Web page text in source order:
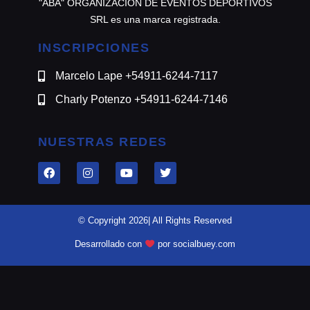
"ABA" ORGANIZACION DE EVENTOS DEPORTIVOS
SRL es una marca registrada.
INSCRIPCIONES
Marcelo Lape +54911-6244-7117
Charly Potenzo +54911-6244-7146
NUESTRAS REDES
© Copyright 2026| All Rights Reserved
Desarrollado con por socialbuey.com